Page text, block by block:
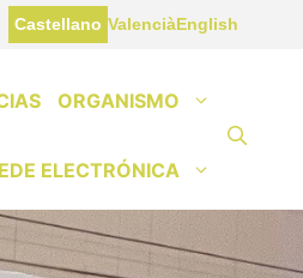
Castellano ValenciàEnglish
ORGANISMO
ELECTRÓNICA